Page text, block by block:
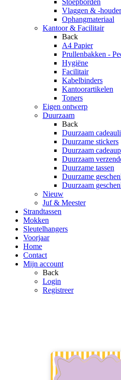
Stoepborden
Vlaggen & -
Ophangmateriaal
Kantoor & Facilitair
Back
A4 Papier
Prullenbakken -
Hygiëne
Facilitair
Kabelbinders
Kantoorartikelen
Toners
Eigen ontwerp
Duurzaam
Back
Duurzaam
Duurzame stickers
Duurzaam
Duurzaam
Duurzame tassen
Duurzame
Duurzaam
Nieuw
Juf & Meester
Strandtassen
Mokken
Sleutelhangers
Voorjaar
Home
Contact
Mijn account
Back
Login
Registreer